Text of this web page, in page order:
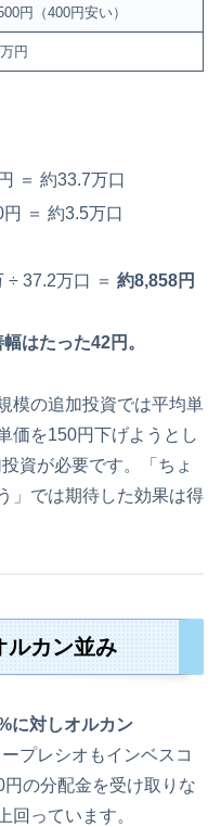
円（400円安い）
円
＝ 約33.7万口
＝ 約3.5万口
÷ 37.2万口 ＝約8,858円
はたった42円。
模の追加投資では平均単
価を150円下げようとし
資が必要です。「ちょ
」では期待した効果は得
ルカン並み
に対しオルカン
プレシオもインベスコ
円の分配金を受け取りな
回っています。